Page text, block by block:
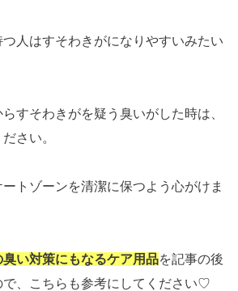
人はすそわきがになりやすいみたい
すそわきがを疑う臭いがした時は、
さい。
トゾーンを清潔に保つよう心がけま
い対策にもなるケア用品を記事の後
で、こちらも参考にしてください♡